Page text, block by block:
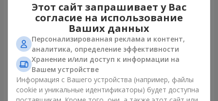
101 белая роза
5 824 грн
Заказать
Букет "Очей очарованье"
Заказать
Этот сайт запрашивает у Вас
согласие на использование
Ваших данных
Персонализированная реклама и контент,
аналитика, определение эффективности
Хранение и/или доступ к информации на
Вашем устройстве
Информация с Вашего устройства (например, файлы
cookie и уникальные идентификаторы) будет доступна